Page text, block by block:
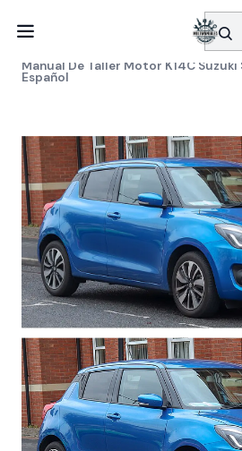
SERVICIO DE BÚSQUEDA DE
Manuales de
Manual De Taller Motor K14C
Español